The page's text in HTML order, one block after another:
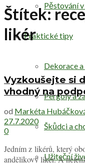
Pěstování
Praktické tipy
Dekorace
Pergoly a
Škůdci a
Užiteční
Štítek:
likér
Vyzkoušejte si
vhodný na
od Markéta
27.7.2020
0
Jedním z likérů, který
andělikový likér. A